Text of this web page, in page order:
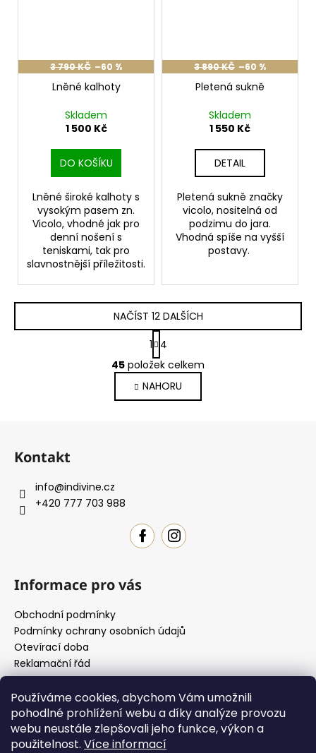
Používáme cookies, abychom Vám umožnili
pohodlné prohlížení webu a díky analýze provozu
webu neustále zlepšovali jeho funkce, výkon a
použitelnost. Více informací
3 790 KČ –60 %
Lněné kalhoty
Skladem
1 500 Kč
DO KOŠÍKU
Lněné široké kalhoty s
vysokým pasem zn.
Vicolo, vhodné jak pro
denní nošení s
teniskami, tak pro
slavnostnější příležitosti.
3 890 KČ –60 %
Pletená sukně
Skladem
1 550 Kč
DETAIL
Pletená sukně značky
vicolo, nositelná od
podzimu do jara.
Vhodná spíše na vyšší
postavy.
O
v
l
á
k
y
s
u
NAČÍST 12 DALŠÍCH
S
t
r
á
n
k
1
4
45 položek celkem
NAHORU
Kontakt
info@indivine.cz
+420 777 703 988
Informace pro vás
Obchodní podmínky
Podmínky ochrany osobních údajů
Otevírací doba
Reklamační řád
Jak si vybrat
Jak si určit svůj typ postavy